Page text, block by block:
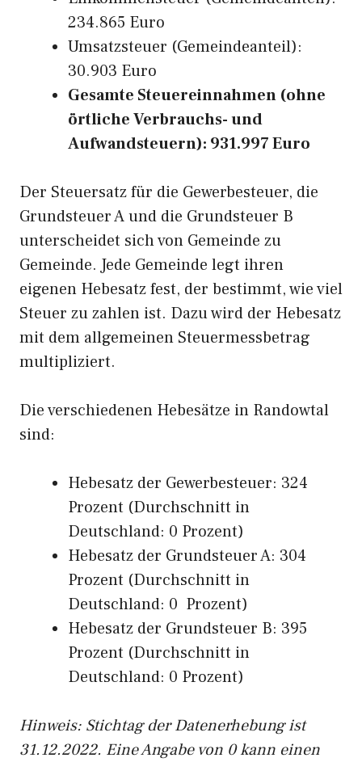
234.865 Euro
Umsatzsteuer (Gemeindeanteil):
30.903 Euro
Gesamte Steuereinnahmen (ohne
örtliche Verbrauchs- und
Aufwandsteuern): 931.997 Euro
Der Steuersatz für die Gewerbesteuer, die
Grundsteuer A und die Grundsteuer B
unterscheidet sich von Gemeinde zu
Gemeinde. Jede Gemeinde legt ihren
eigenen Hebesatz fest, der bestimmt, wie viel
Steuer zu zahlen ist. Dazu wird der Hebesatz
mit dem allgemeinen Steuermessbetrag
multipliziert.
Die verschiedenen Hebesätze in Randowtal
sind:
Hebesatz der Gewerbesteuer: 324
Prozent (Durchschnitt in
Deutschland: 0 Prozent)
Hebesatz der Grundsteuer A: 304
Prozent (Durchschnitt in
Deutschland: 0 Prozent)
Hebesatz der Grundsteuer B: 395
Prozent (Durchschnitt in
Deutschland: 0 Prozent)
Hinweis: Stichtag der Datenerhebung ist
31.12.2022. Eine Angabe von 0 kann einen